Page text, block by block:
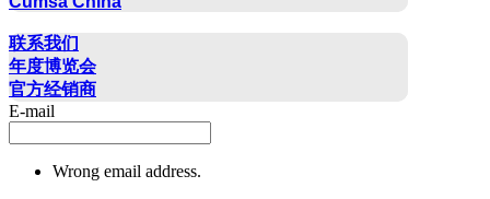
联系我们
年度博览会
官方经销商
E-mail
Wrong email address.